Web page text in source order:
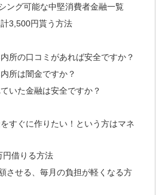
ング可能な中堅消費者金融一覧
3,500円貰う方法
所の口コミがあれば安全ですか？
所は闇金ですか？
いた金融は安全ですか？
すぐに作りたい！という方はマネ
円借りる方法
させる、毎月の負担が軽くなる方